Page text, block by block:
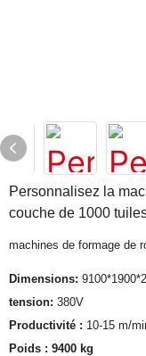
Personnalisez la
couche de 1000
machines de formage de
Dimensions:
tension: 380V
Productivité : 10-15 m/
Poids : 9400 kg